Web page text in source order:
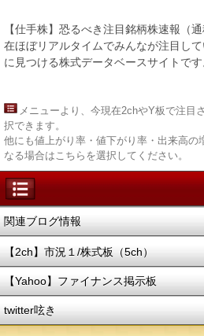
【仕手株】恐るべき注目銘柄株速報（
在ほぼリアルタイムでみんなが注目し
に見つける株式データベースサイトです
メニューより、今現在2chやY板で注目
択できます。
他にも値上がり率・値下がり率・出来高の
なる場合はこちらを選択してください。
関連ブログ情報
【2ch】市況１/株式板（5ch）
【Yahoo】ファイナンス掲示板
twitter呟き